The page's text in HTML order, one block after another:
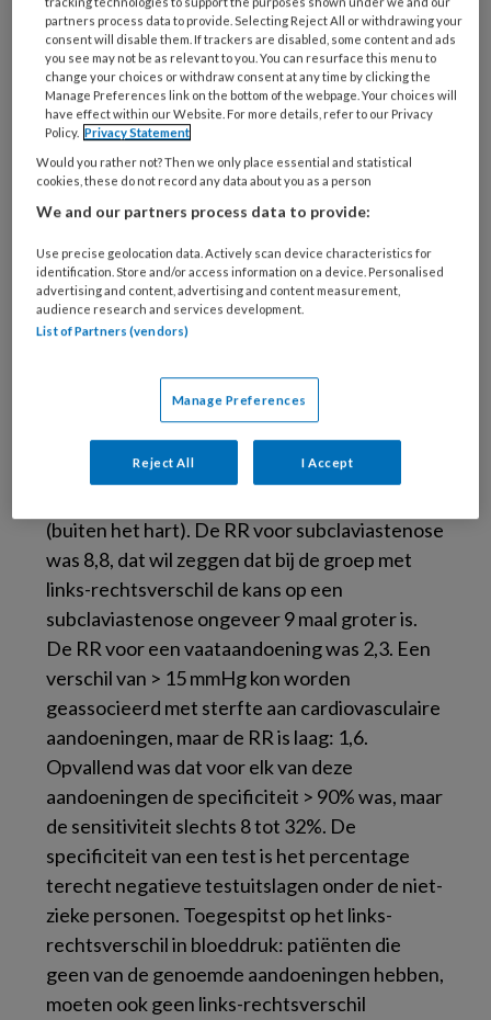
werd onderzocht tussen bloeddrukverschil en
subclaviastenose, vaataandoeningen (buiten
het hart), CVA’s of cardiovasculaire
aandoeningen bij patiënten ouder dan 18 jaar.
Het ging om artikelen waarin het
bloeddrukverschil ≥10 mmHg of ≥ 15 mmHg
betrof.
gebruik gemaakt van het relatieve risico (RR).
RR kun je gebruiken om het voorkomen van
een ziekte of aandoening uit te drukken voor
bestudeerde factor.
Resultaten Een links-rechtsverschil van > 10
mmHg kon op de een of andere manier in
verband gebracht worden met een
(buiten het hart). De RR voor subclaviastenose
was 8,8, dat wil zeggen dat bij de groep met
links-rechtsverschil de kans op een
subclaviastenose ongeveer 9 maal groter is.
De RR voor een vaataandoening was 2,3. Een
verschil van > 15 mmHg kon worden
geassocieerd met sterfte aan cardiovasculaire
aandoeningen, maar de RR is laag: 1,6.
Opvallend was dat voor elk van deze
aandoeningen de specificiteit > 90% was, maar
de sensitiviteit slechts 8 tot 32%. De
specificiteit van een test is het percentage
terecht negatieve testuitslagen onder de niet-
zieke personen. Toegespitst op het links-
rechtsverschil in bloeddruk: patiënten die
geen van de genoemde aandoeningen hebben,
moeten ook geen links-rechtsverschil
partners process data to provide. Selecting Reject All or withdrawing your
consent will disable them. If trackers are disabled, some content and ads
you see may not be as relevant to you. You can resurface this menu to
change your choices or withdraw consent at any time by clicking the
Manage Preferences link on the bottom of the webpage. Your choices will
have effect within our Website. For more details, refer to our Privacy
Policy. Privacy Statement
Would you rather not? Then we only place essential and statistical
cookies, these do not record any data about you as a person
We and our partners process data to provide:
Use precise geolocation data. Actively scan device characteristics for
identification. Store and/or access information on a device. Personalised
advertising and content, advertising and content measurement,
audience research and services development.
List of Partners (vendors)
Manage Preferences
Reject All I Accept